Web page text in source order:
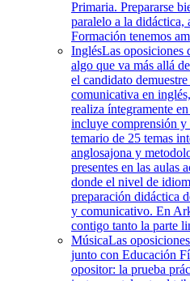
Primaria. Prepararse
paralelo a la
Formación tenemos
InglésLas oposiciones
algo que va más allá
el candidato
comunicativa en
realiza íntegramente
incluye comprensión y
temario de 25 temas
anglosajona y
presentes en las aulas
donde el nivel de
preparación didáctica
y comunicativo. En
contigo tanto la parte
MúsicaLas
junto con Educación
opositor: la prueba